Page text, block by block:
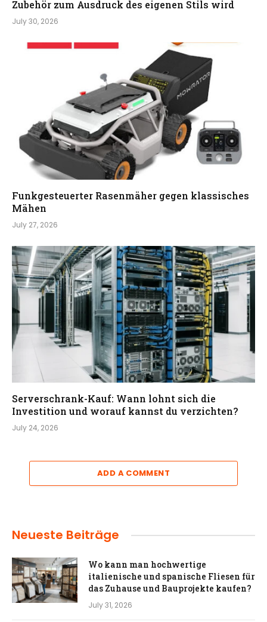
Zubehör zum Ausdruck des eigenen Stils wird
July 30, 2026
Funkgesteuerter Rasenmäher gegen klassisches
Mähen
July 27, 2026
Serverschrank-Kauf: Wann lohnt sich die
Investition und worauf kannst du verzichten?
July 24, 2026
ADD A COMMENT
Neueste Beiträge
Wo kann man hochwertige
italienische und spanische Fliesen für
das Zuhause und Bauprojekte kaufen?
July 31, 2026